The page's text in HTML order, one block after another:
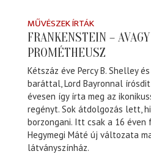
MŰVÉSZEK ÍRTÁK
FRANKENSTEIN –
PROMÉTHEUSZ
Kétszáz éve Percy B. Shelley
baráttal, Lord Bayronnal
évesen így írta meg az
regényt. Sok átdolgozás lett,
borzongani. Itt csak a 16 éven
Hegymegi Máté új változata
látványszínház.